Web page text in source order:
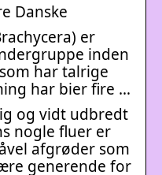
Danske
er
inden
har talrige
har bier fire …
og vidt udbredt
nogle fluer er
afgrøder som
generende for